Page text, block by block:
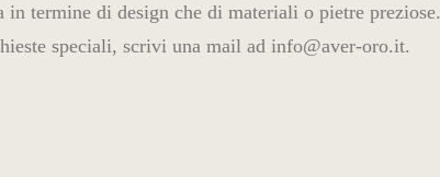
termine di design che di materiali o pietre preziose.
speciali, scrivi una mail ad info@aver-oro.it.